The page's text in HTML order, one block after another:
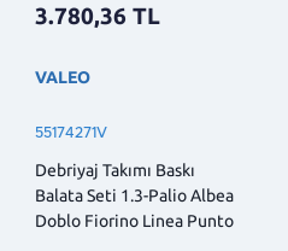
3.780,36 TL
VALEO
55174271V
Debriyaj Takımı Baskı
Balata Seti 1.3-Palio Albea
Doblo Fiorino Linea Punto